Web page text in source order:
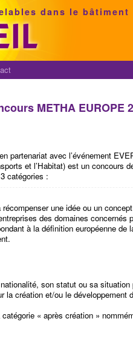
dans le bâtiment
METHA EUROPE
partenariat avec l’événement
et l’Habitat) est un concours
catégories :
une idée ou un
des domaines concernés
à la définition européenne de
son statut ou sa
création et/ou le développement
« après création »